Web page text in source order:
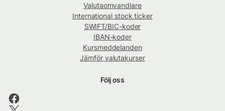
Valutaomvandlare
International stock ticker
SWIFT/BIC-koder
IBAN-koder
Kursmeddelanden
Jämför valutakurser
Följ oss